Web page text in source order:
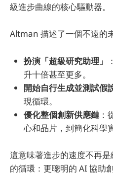
級進步曲線的核心驅動器。
Altman 描述了一個不遠的
扮演「超級研究助理」
升十倍甚至更多。
開始自行生成並測試假
現循環。
優化整個創新供應鏈 ：
心和晶片，到簡化科學
這意味著進步的速度不再
的循環：更聰明的 AI 協助